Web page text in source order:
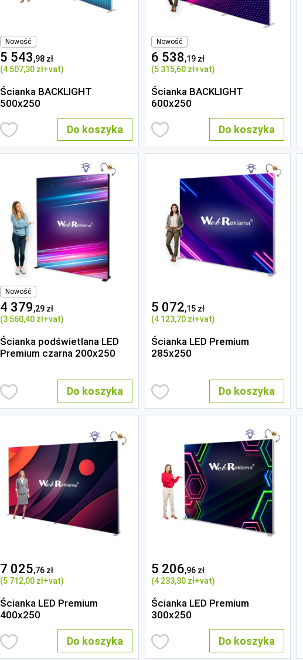
Nowość
5 543,98 zł
(4 507,30 zł+vat)
Ścianka BACKLIGHT
500x250
Do koszyka
Nowość
6 538,19 zł
(5 315,60 zł+vat)
Ścianka BACKLIGHT
600x250
Do koszyka
Nowość
4 379,29 zł
(3 560,40 zł+vat)
Ścianka podświetlana LED
Premium czarna 200x250
Do koszyka
5 072,15 zł
(4 123,70 zł+vat)
Ścianka LED Premium
285x250
Do koszyka
7 025,76 zł
(5 712,00 zł+vat)
Ścianka LED Premium
400x250
Do koszyka
5 206,96 zł
(4 233,30 zł+vat)
Ścianka LED Premium
300x250
Do koszyka